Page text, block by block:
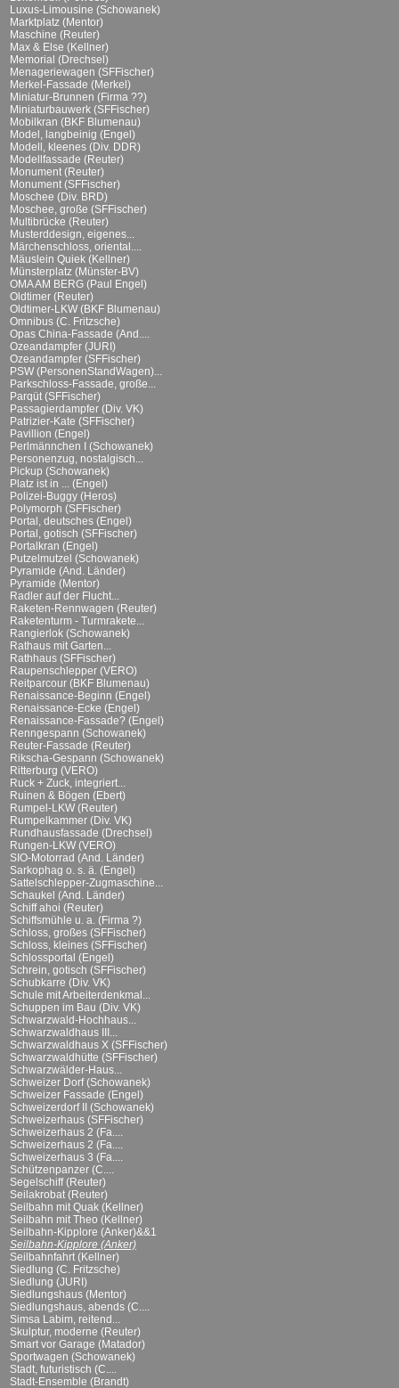
Luxus-Limousine (Schowanek)
Marktplatz (Mentor)
Maschine (Reuter)
Max & Else (Kellner)
Memorial (Drechsel)
Menageriewagen (SFFischer)
Merkel-Fassade (Merkel)
Miniatur-Brunnen (Firma ??)
Miniaturbauwerk (SFFischer)
Mobilkran (BKF Blumenau)
Model, langbeinig (Engel)
Modell, kleenes (Div. DDR)
Modellfassade (Reuter)
Monument (Reuter)
Monument (SFFischer)
Moschee (Div. BRD)
Moschee, große (SFFischer)
Multibrücke (Reuter)
Musterddesign, eigenes...
Märchenschloss, oriental....
Mäuslein Quiek (Kellner)
Münsterplatz (Münster-BV)
OMA AM BERG (Paul Engel)
Oldtimer (Reuter)
Oldtimer-LKW (BKF Blumenau)
Omnibus (C. Fritzsche)
Opas China-Fassade (And....
Ozeandampfer (JURI)
Ozeandampfer (SFFischer)
PSW (PersonenStandWagen)...
Parkschloss-Fassade, große...
Parqüt (SFFischer)
Passagierdampfer (Div. VK)
Patrizier-Kate (SFFischer)
Pavillion (Engel)
Perlmännchen I (Schowanek)
Personenzug, nostalgisch...
Pickup (Schowanek)
Platz ist in ... (Engel)
Polizei-Buggy (Heros)
Polymorph (SFFischer)
Portal, deutsches (Engel)
Portal, gotisch (SFFischer)
Portalkran (Engel)
Putzelmutzel (Schowanek)
Pyramide (And. Länder)
Pyramide (Mentor)
Radler auf der Flucht...
Raketen-Rennwagen (Reuter)
Raketenturm - Turmrakete...
Rangierlok (Schowanek)
Rathaus mit Garten...
Rathhaus (SFFischer)
Raupenschlepper (VERO)
Reitparcour (BKF Blumenau)
Renaissance-Beginn (Engel)
Renaissance-Ecke (Engel)
Renaissance-Fassade? (Engel)
Renngespann (Schowanek)
Reuter-Fassade (Reuter)
Rikscha-Gespann (Schowanek)
Ritterburg (VERO)
Ruck + Zuck, integriert...
Ruinen & Bögen (Ebert)
Rumpel-LKW (Reuter)
Rumpelkammer (Div. VK)
Rundhausfassade (Drechsel)
Rungen-LKW (VERO)
SIO-Motorrad (And. Länder)
Sarkophag o. s. ä. (Engel)
Sattelschlepper-Zugmaschine...
Schaukel (And. Länder)
Schiff ahoi (Reuter)
Schiffsmühle u. a. (Firma ?)
Schloss, großes (SFFischer)
Schloss, kleines (SFFischer)
Schlossportal (Engel)
Schrein, gotisch (SFFischer)
Schubkarre (Div. VK)
Schule mit Arbeiterdenkmal...
Schuppen im Bau (Div. VK)
Schwarzwald-Hochhaus...
Schwarzwaldhaus III...
Schwarzwaldhaus X (SFFischer)
Schwarzwaldhütte (SFFischer)
Schwarzwälder-Haus...
Schweizer Dorf (Schowanek)
Schweizer Fassade (Engel)
Schweizerdorf II (Schowanek)
Schweizerhaus (SFFischer)
Schweizerhaus 2 (Fa....
Schweizerhaus 2 (Fa....
Schweizerhaus 3 (Fa....
Schützenpanzer (C....
Segelschiff (Reuter)
Seilakrobat (Reuter)
Seilbahn mit Quak (Kellner)
Seilbahn mit Theo (Kellner)
Seilbahn-Kipplore (Anker)&&1
Seilbahn-Kipplore (Anker)
Seilbahnfahrt (Kellner)
Siedlung (C. Fritzsche)
Siedlung (JURI)
Siedlungshaus (Mentor)
Siedlungshaus, abends (C....
Simsa Labim, reitend...
Skulptur, moderne (Reuter)
Smart vor Garage (Matador)
Sportwagen (Schowanek)
Stadt, futuristisch (C....
Stadt-Ensemble (Brandt)